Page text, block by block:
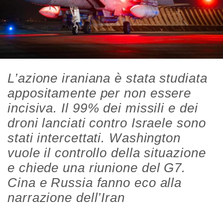
L’azione iraniana è stata studiata
appositamente per non essere
incisiva. Il 99% dei missili e dei
droni lanciati contro Israele sono
stati intercettati. Washington
vuole il controllo della situazione
e chiede una riunione del G7.
Cina e Russia fanno eco alla
narrazione dell’Iran